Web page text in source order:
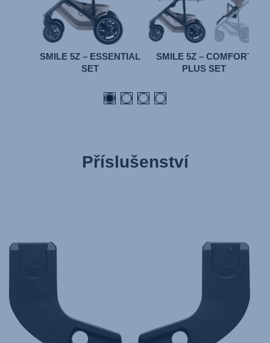
SMILE 5Z – ESSENTIAL
SET
SMILE 5Z – COMFORT
PLUS SET
Příslušenství